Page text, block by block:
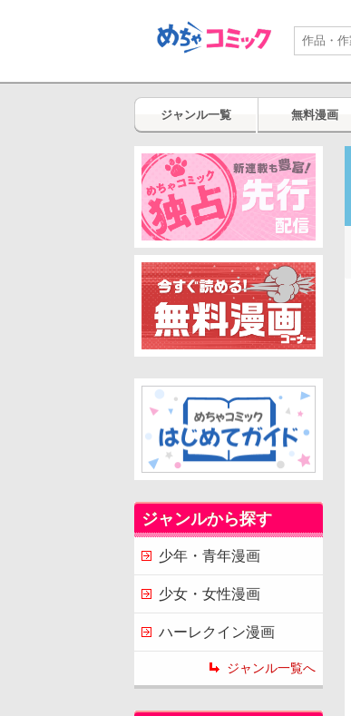
ジャンル一覧 無料漫画
ジャンルから探す
少年・青年漫画
少女・女性漫画
ハーレクイン漫画
ジャンル一覧へ